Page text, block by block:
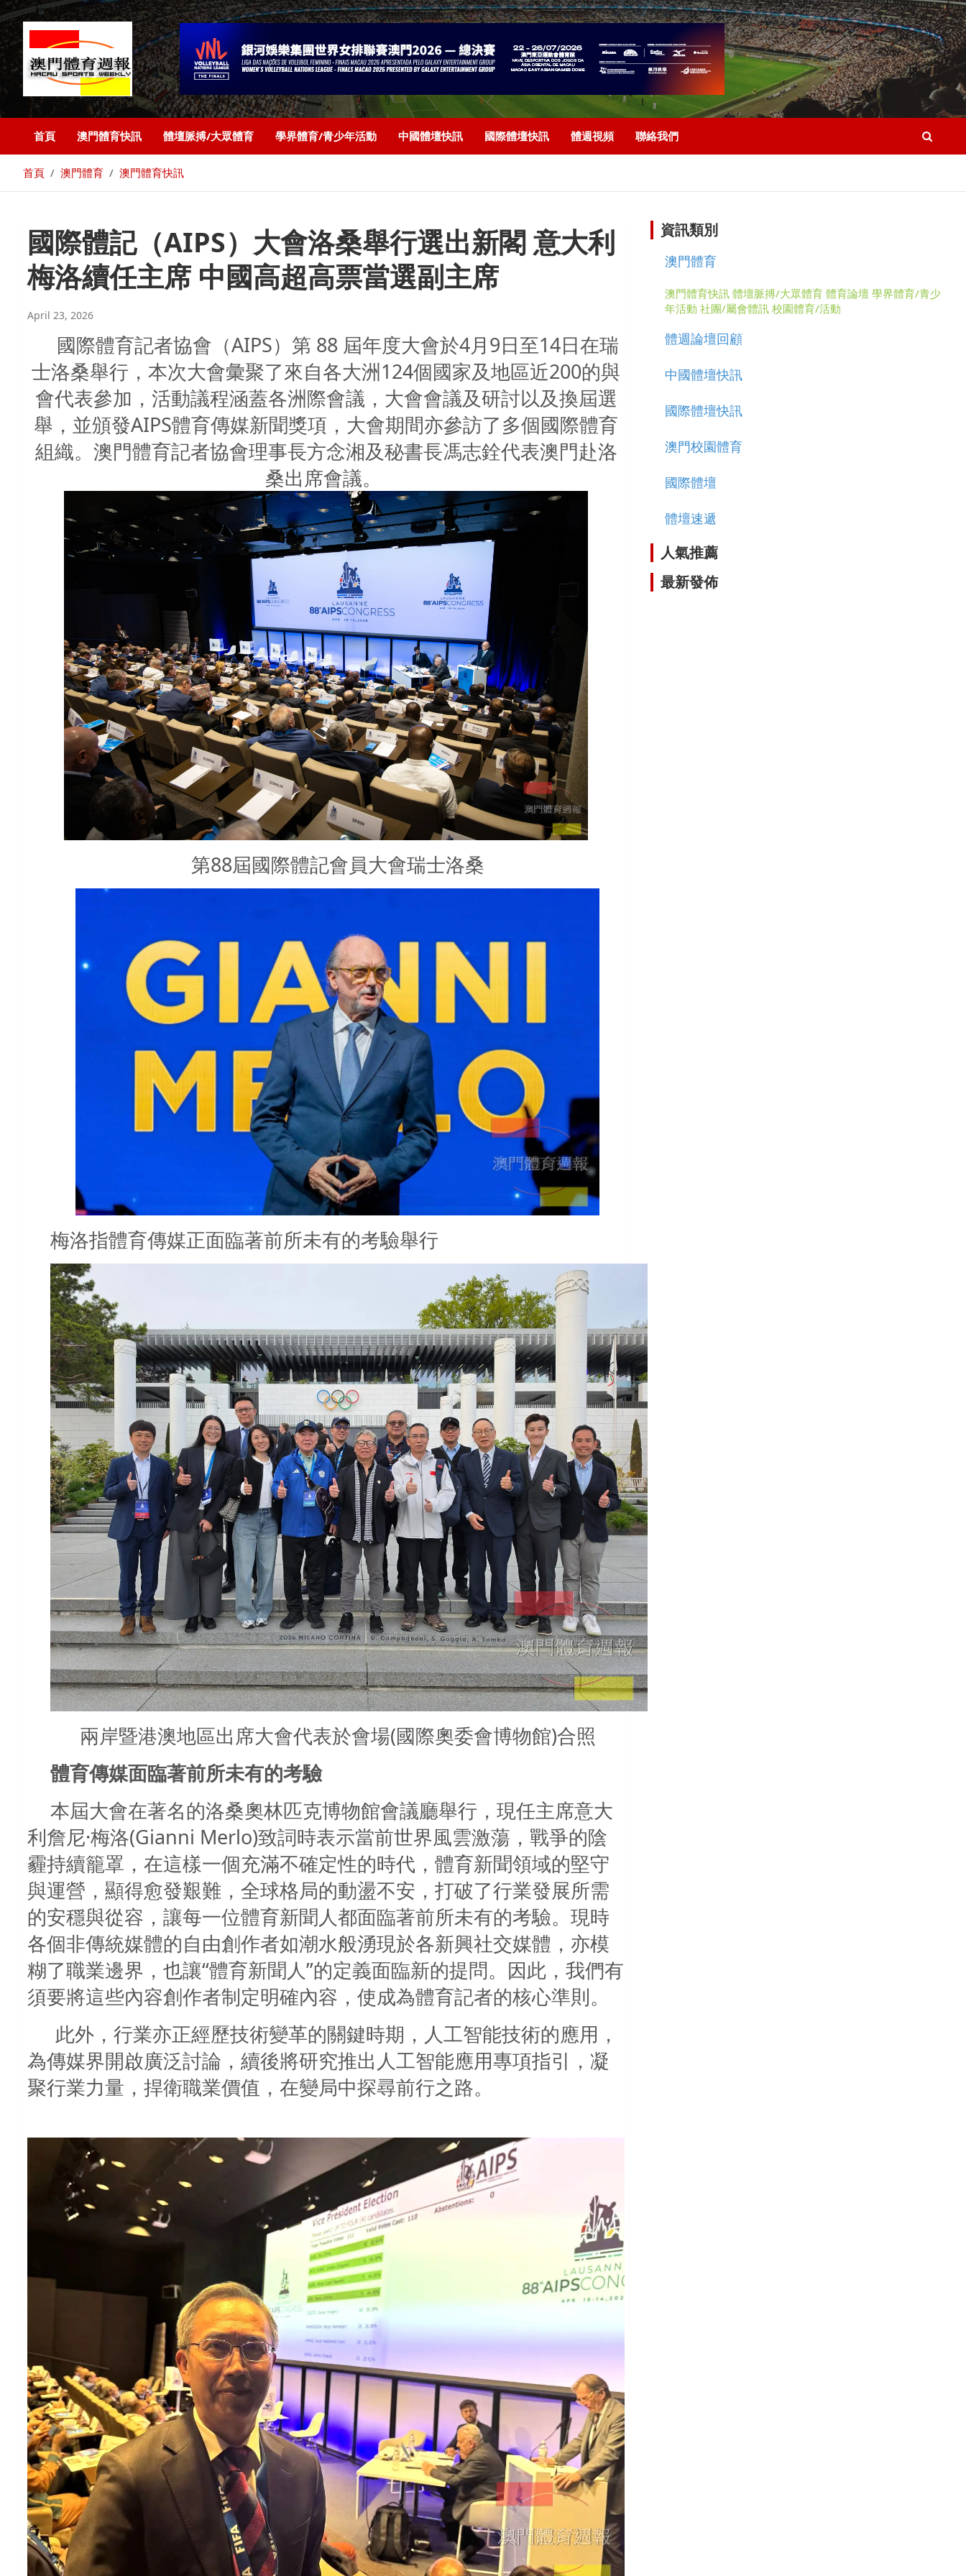
首頁 澳門體育快訊 體壇脈搏/大眾體育 學界體育/青少年活動 中國體壇快訊 國際體壇快訊 體週視頻 聯絡我們
首頁 澳門體育 澳門體育快訊
國際體記（AIPS）大會洛桑舉行選出新閣 意大利
梅洛續任主席 中國高超高票當選副主席
April 23, 2026
國際體育記者協會（AIPS）第 88 屆年度大會於4月9日至14日在瑞
士洛桑舉行，本次大會彙聚了來自各大洲124個國家及地區近200的與
會代表參加，活動議程涵蓋各洲際會議，大會會議及研討以及換屆選
舉，並頒發AIPS體育傳媒新聞獎項，大會期間亦參訪了多個國際體育
組織。澳門體育記者協會理事長方念湘及秘書長馮志銓代表澳門赴洛
桑出席會議。
第88屆國際體記會員大會瑞士洛桑
梅洛指體育傳媒正面臨著前所未有的考驗舉行
兩岸暨港澳地區出席大會代表於會場(國際奧委會博物館)合照
體育傳媒面臨著前所未有的考驗
本屆大會在著名的洛桑奧林匹克博物館會議廳舉行，現任主席意大
利詹尼·梅洛(Gianni Merlo)致詞時表示當前世界風雲激蕩，戰爭的陰
霾持續籠罩，在這樣一個充滿不確定性的時代，體育新聞領域的堅守
與運營，顯得愈發艱難，全球格局的動盪不安，打破了行業發展所需
的安穩與從容，讓每一位體育新聞人都面臨著前所未有的考驗。現時
各個非傳統媒體的自由創作者如潮水般湧現於各新興社交媒體，亦模
糊了職業邊界，也讓“體育新聞人”的定義面臨新的提問。因此，我們有
須要將這些內容創作者制定明確內容，使成為體育記者的核心準則。
此外，行業亦正經歷技術變革的關鍵時期，人工智能技術的應用，
為傳媒界開啟廣泛討論，續後將研究推出人工智能應用專項指引，凝
聚行業力量，捍衛職業價值，在變局中探尋前行之路。
資訊類別
澳門體育
澳門體育快訊 體壇脈搏/大眾體育 體育論壇 學界體育/青少
年活動 社團/屬會體訊 校園體育/活動
體週論壇回顧
中國體壇快訊
國際體壇快訊
澳門校園體育
國際體壇
體壇速遞
人氣推薦
最新發佈